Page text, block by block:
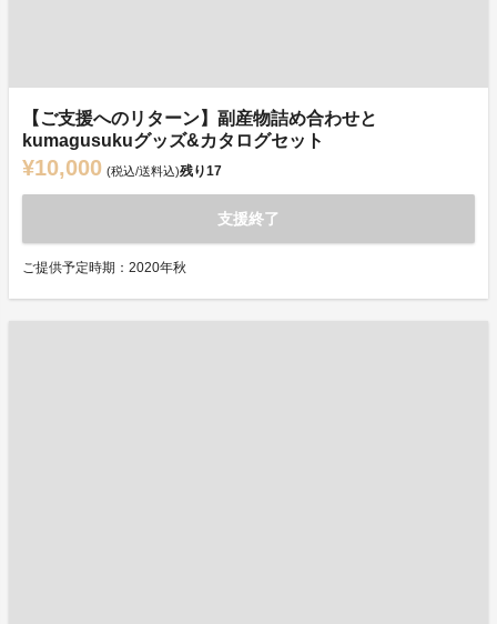
【ご支援へのリターン】副産物詰め合わせと
kumagusukuグッズ&カタログセット
¥10,000 (税込/送料込)残り17
支援終了
ご提供予定時期：2020年秋